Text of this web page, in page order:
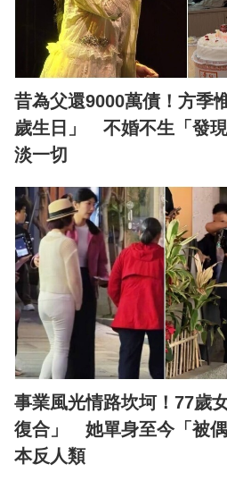
昔為父還9000萬債！方季
歲生日」 不婚不生「發
淡一切
事業風光情路坎坷！77歲
復合」 她單身至今「被
本反人類